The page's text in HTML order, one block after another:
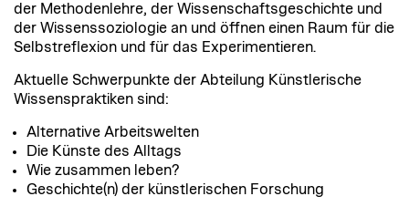
der Methodenlehre, der Wissenschaftsgeschichte und
der Wissenssoziologie an und öffnen einen Raum für die
Selbstreflexion und für das Experimentieren.
Aktuelle Schwerpunkte der Abteilung Künstlerische
Wissenspraktiken sind:
Alternative Arbeitswelten
Die Künste des Alltags
Wie zusammen leben?
Geschichte(n) der künstlerischen Forschung